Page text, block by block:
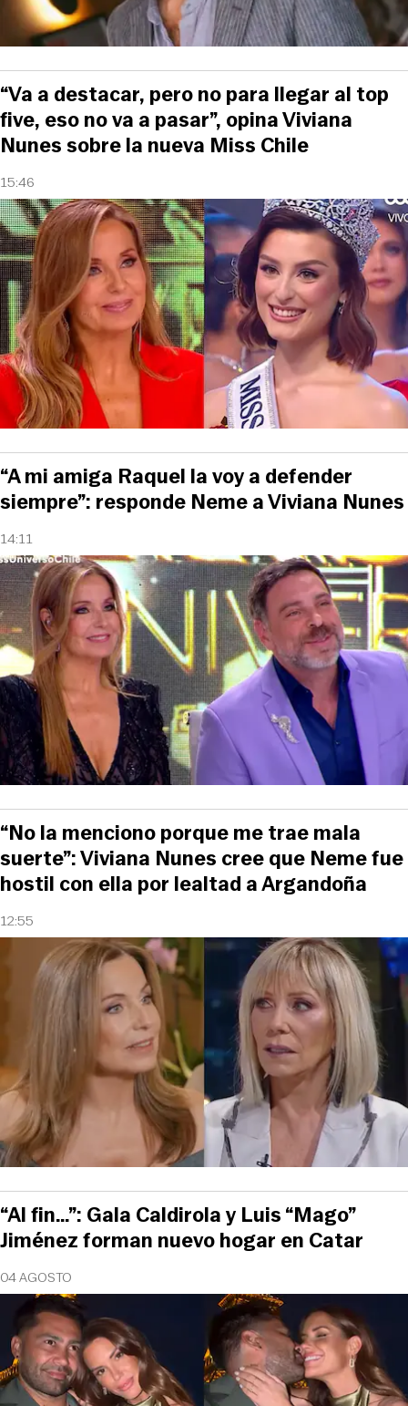
15:46
“Va a destacar, pero no para llegar al top
five, eso no va a pasar”, opina Viviana
Nunes sobre la nueva Miss Chile
14:11
“A mi amiga Raquel la voy a defender
siempre”: responde Neme a Viviana Nunes
12:55
“No la menciono porque me trae mala
suerte”: Viviana Nunes cree que Neme fue
hostil con ella por lealtad a Argandoña
04 AGOSTO
“Al fin…”: Gala Caldirola y Luis “Mago”
Jiménez forman nuevo hogar en Catar